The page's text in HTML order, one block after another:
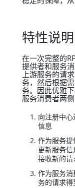
特性说明
在一次完整的
提供者和服务
上游服务的请
务，然后根据
务。因此优雅
服务消费者两
向注册中
信息
作为服务
更新服务
接收新的请
作为服务
务的请求